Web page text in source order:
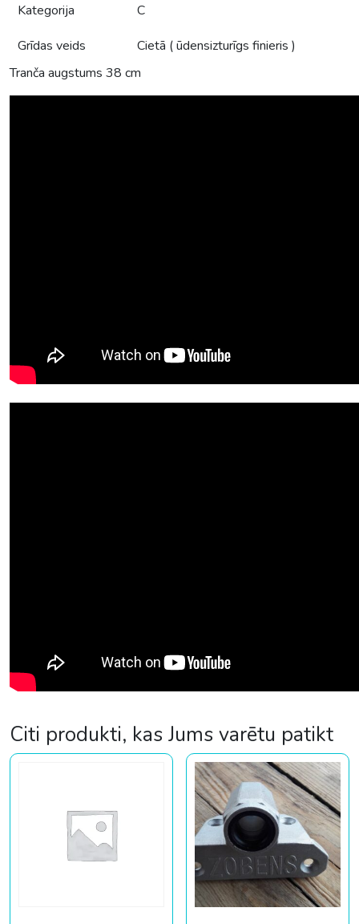
Kategorija
C
Grīdas veids
Cietā ( ūdensizturīgs finieris )
Tranča augstums 38 cm
Citi produkti, kas Jums varētu patikt